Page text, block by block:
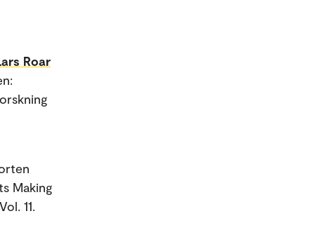
Roar
Making
11.